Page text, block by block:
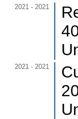
2021 - 2021
2021 - 2021